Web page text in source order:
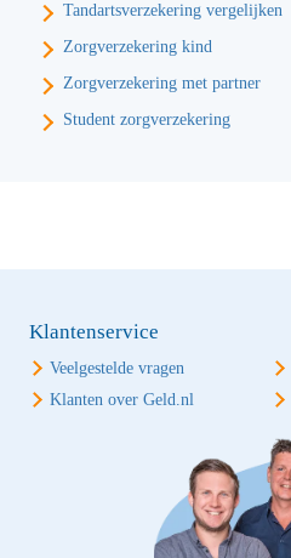
Tandartsverzekering vergelijken
Zorgverzekering kind
Zorgverzekering met partner
Student zorgverzekering
Klantenservice
Veelgestelde vragen
Klanten over Geld.nl